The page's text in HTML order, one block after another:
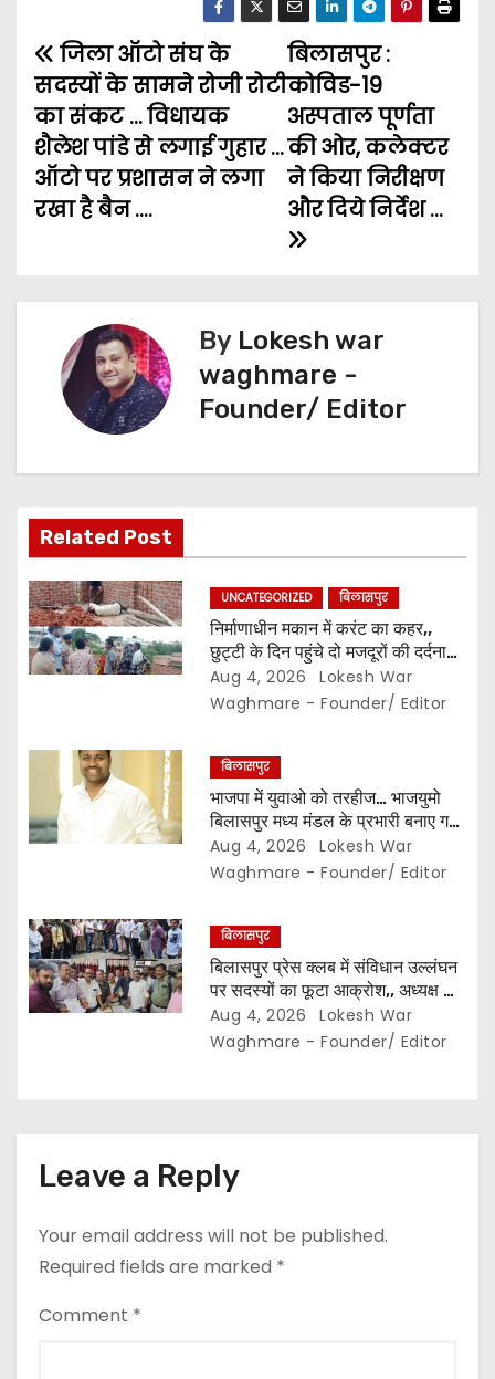
e
b
o
o
k
t
t
e
r
i
l
a
t
s
A
p
s
e
g
l
e
g
r
a
m
a
r
e
P
o
s
t
a
a
t
i
o
n
बिलासपुर :
कोविड-19
अस्पताल पूर्णता
की ओर, कलेक्टर
ने किया निरीक्षण
और दिये निर्देश …
जिला ऑटो संघ के
सदस्यों के सामने रोजी रोटी
का संकट … विधायक
शैलेश पांडे से लगाई गुहार …
ऑटो पर प्रशासन ने लगा
रखा है बैन ….
By Lokesh war
waghmare -
Founder/ Editor
Related Post
UNCATEGORIZED बिलासपुर
निर्माणाधीन मकान में करंट का कहर,,
छुट्टी के दिन पहुंचे दो मजदूरों की दर्दनाक
मौत,, सुरक्षा इंतजामों पर उठे सवाल…
Aug 4, 2026
Lokesh War
Waghmare - Founder/ Editor
बिलासपुर
भाजपा में युवाओ को तरहीज… भाजयुमो
बिलासपुर मध्य मंडल के प्रभारी बनाए गए
महर्षि बाजपेयी…
Aug 4, 2026
Lokesh War
Waghmare - Founder/ Editor
बिलासपुर
बिलासपुर प्रेस क्लब में संविधान उल्लंघन
पर सदस्यों का फूटा आक्रोश,, अध्यक्ष का
प्रभार बदलने का प्रस्ताव रखा गया…
करीब 150 सदस्यों की बैठक में कई अहम
Aug 4, 2026
Lokesh War
Waghmare - Founder/ Editor
Leave a Reply
Your email address will not be published.
Required fields are marked *
Comment *